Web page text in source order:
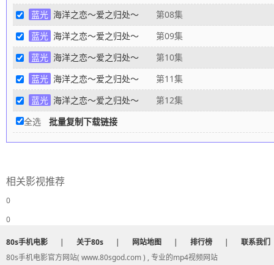
蓝光 海洋之恋～爱之归处～ 第08集
蓝光 海洋之恋～爱之归处～ 第09集
蓝光 海洋之恋～爱之归处～ 第10集
蓝光 海洋之恋～爱之归处～ 第11集
蓝光 海洋之恋～爱之归处～ 第12集
全选
批量复制下载链接
相关影视推荐
0
0
80s手机电影 | 关于80s | 网站地图 | 排行榜 |
联系我们
80s手机电影官方网站( www.80sgod.com ) , 专业的mp4视频网站